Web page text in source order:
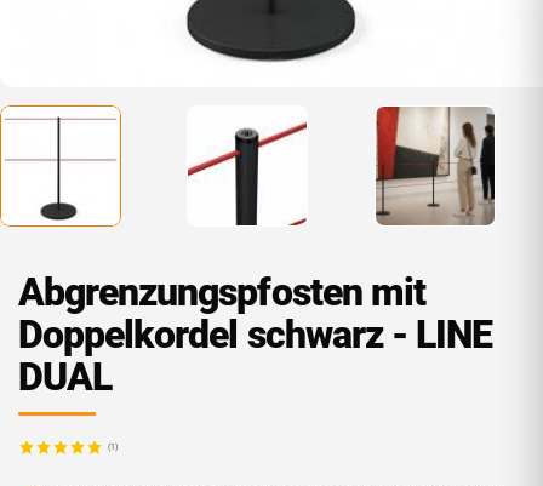
Abgrenzungspfosten mit
Doppelkordel schwarz - LINE
DUAL
(1)